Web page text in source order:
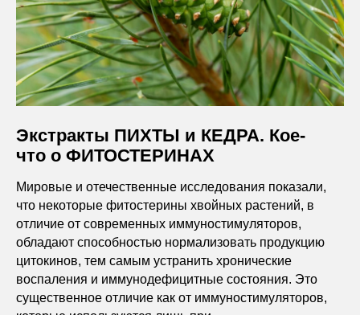
Экстракты ПИХТЫ и КЕДРА. Кое-
что о ФИТОСТЕРИНАХ
Мировые и отечественные исследования показали,
что некоторые фитостерины хвойных растений, в
отличие от современных иммуностимуляторов,
обладают способностью нормализовать продукцию
цитокинов, тем самым устранить хронические
воспаления и иммунодефицитные состояния. Это
существенное отличие как от иммуностимуляторов,